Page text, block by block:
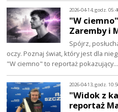
2026-04-14, godz.
"W
Zaremby i
Spójrz,
oczy. Poznaj świat, który jest dla
"W ciemno" to reportaż pokazujący…
2026-04-13, godz.
"Widok z
reportaż